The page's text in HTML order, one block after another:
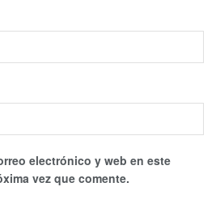
electrónico y web en este
vez que comente.